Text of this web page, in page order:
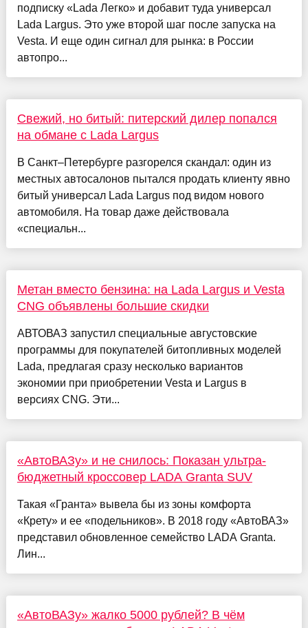
подписку «Lada Легко» и добавит туда универсал
Lada Largus. Это уже второй шаг после запуска на
Vesta. И еще один сигнал для рынка: в России
автопро...
Свежий, но битый: питерский дилер попался
на обмане с Lada Largus
В Санкт–Петербурге разгорелся скандал: один из
местных автосалонов пытался продать клиенту явно
битый универсал Lada Largus под видом нового
автомобиля. На товар даже действовала
«специальн...
Метан вместо бензина: на Lada Largus и Vesta
CNG объявлены большие скидки
АВТОВАЗ запустил специальные августовские
программы для покупателей битопливных моделей
Lada, предлагая сразу несколько вариантов
экономии при приобретении Vesta и Largus в
версиях CNG. Эти...
«АвтоВАЗу» и не снилось: Показан ультра-
бюджетный кроссовер LADA Granta SUV
Такая «Гранта» вывела бы из зоны комфорта
«Крету» и ее «подельников». В 2018 году «АвтоВАЗ»
представил обновленное семейство LADA Granta.
Лин...
«АвтоВАЗу» жалко 5000 рублей? В чём